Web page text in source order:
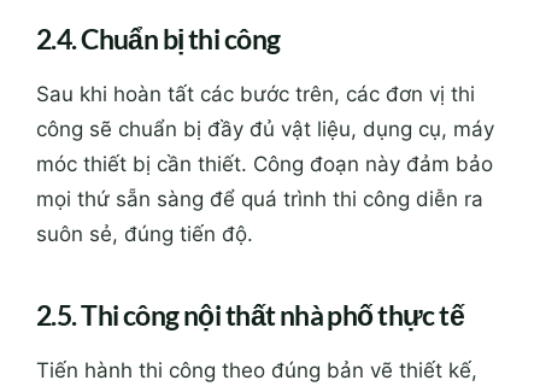
2.4. Chuẩn bị thi công
Sau khi hoàn tất các bước trên, các đơn vị thi
công sẽ chuẩn bị đầy đủ vật liệu, dụng cụ, máy
móc thiết bị cần thiết. Công đoạn này đảm bảo
mọi thứ sẵn sàng để quá trình thi công diễn ra
suôn sẻ, đúng tiến độ.
2.5. Thi công nội thất nhà phố thực tế
Tiến hành thi công theo đúng bản vẽ thiết kế,